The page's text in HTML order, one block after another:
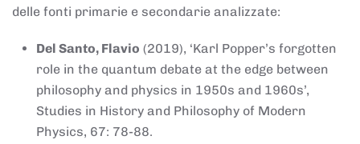
delle fonti primarie e secondarie analizzate:
Del Santo, Flavio (2019), ‘Karl Popper’s forgotten
role in the quantum debate at the edge between
philosophy and physics in 1950s and 1960s’,
Studies in History and Philosophy of Modern
Physics, 67: 78-88.